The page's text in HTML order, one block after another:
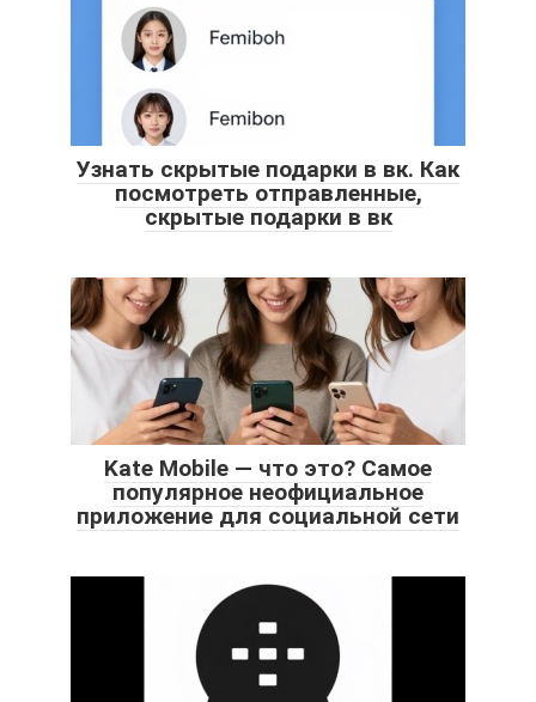
Узнать скрытые подарки в вк. Как
посмотреть отправленные,
скрытые подарки в вк
Kate Mobile — что это? Самое
популярное неофициальное
приложение для социальной сети